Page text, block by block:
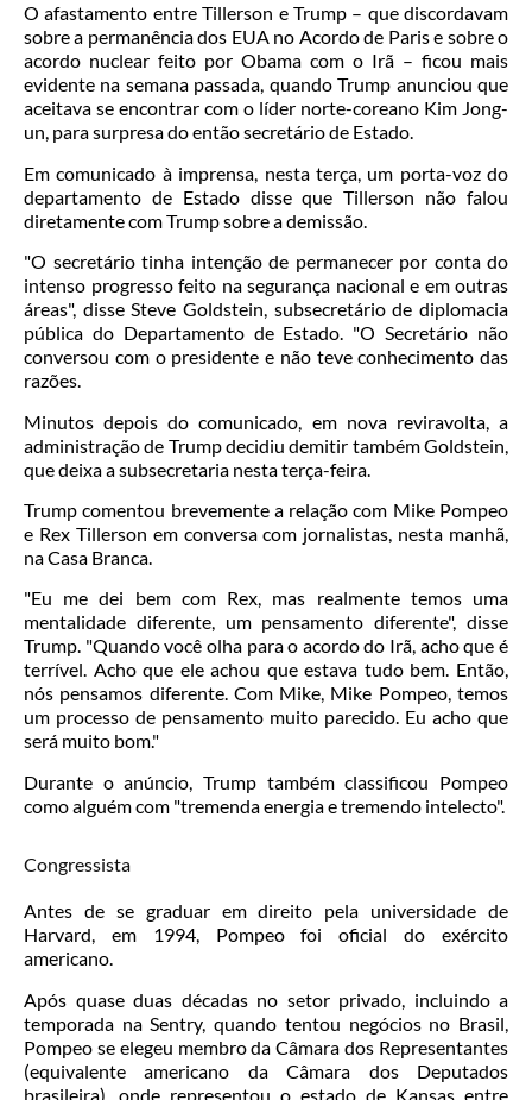
O afastamento entre Tillerson e Trump – que discordavam
sobre a permanência dos EUA no Acordo de Paris e sobre o
acordo nuclear feito por Obama com o Irã – ficou mais
evidente na semana passada, quando Trump anunciou que
aceitava se encontrar com o líder norte-coreano Kim Jong-
un, para surpresa do então secretário de Estado.
Em comunicado à imprensa, nesta terça, um porta-voz do
departamento de Estado disse que Tillerson não falou
diretamente com Trump sobre a demissão.
"O secretário tinha intenção de permanecer por conta do
intenso progresso feito na segurança nacional e em outras
áreas", disse Steve Goldstein, subsecretário de diplomacia
pública do Departamento de Estado. "O Secretário não
conversou com o presidente e não teve conhecimento das
razões.
Minutos depois do comunicado, em nova reviravolta, a
administração de Trump decidiu demitir também Goldstein,
que deixa a subsecretaria nesta terça-feira.
Trump comentou brevemente a relação com Mike Pompeo
e Rex Tillerson em conversa com jornalistas, nesta manhã,
na Casa Branca.
"Eu me dei bem com Rex, mas realmente temos uma
mentalidade diferente, um pensamento diferente", disse
Trump. "Quando você olha para o acordo do Irã, acho que é
terrível. Acho que ele achou que estava tudo bem. Então,
nós pensamos diferente. Com Mike, Mike Pompeo, temos
um processo de pensamento muito parecido. Eu acho que
será muito bom."
Durante o anúncio, Trump também classificou Pompeo
como alguém com "tremenda energia e tremendo intelecto".
Congressista
Antes de se graduar em direito pela universidade de
Harvard, em 1994, Pompeo foi oficial do exército
americano.
Após quase duas décadas no setor privado, incluindo a
temporada na Sentry, quando tentou negócios no Brasil,
Pompeo se elegeu membro da Câmara dos Representantes
(equivalente americano da Câmara dos Deputados
brasileira), onde representou o estado de Kansas entre